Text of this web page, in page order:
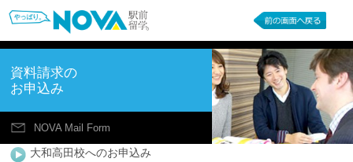
資料請求の
お申込み
NOVA Mail Form
大和高田校へのお申込み